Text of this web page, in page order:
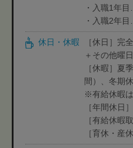
・入職1年
・入職2年
休日・休暇
［休日］完
＋その他曜
［休暇］夏
間）、冬期
※有給休暇
［年間休日
［有給休暇
［育休・産